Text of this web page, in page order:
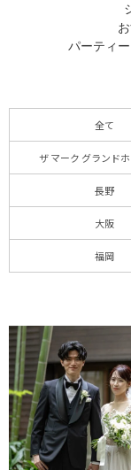
パーティ
全て
ザ マーク グランド
長野
大阪
福岡